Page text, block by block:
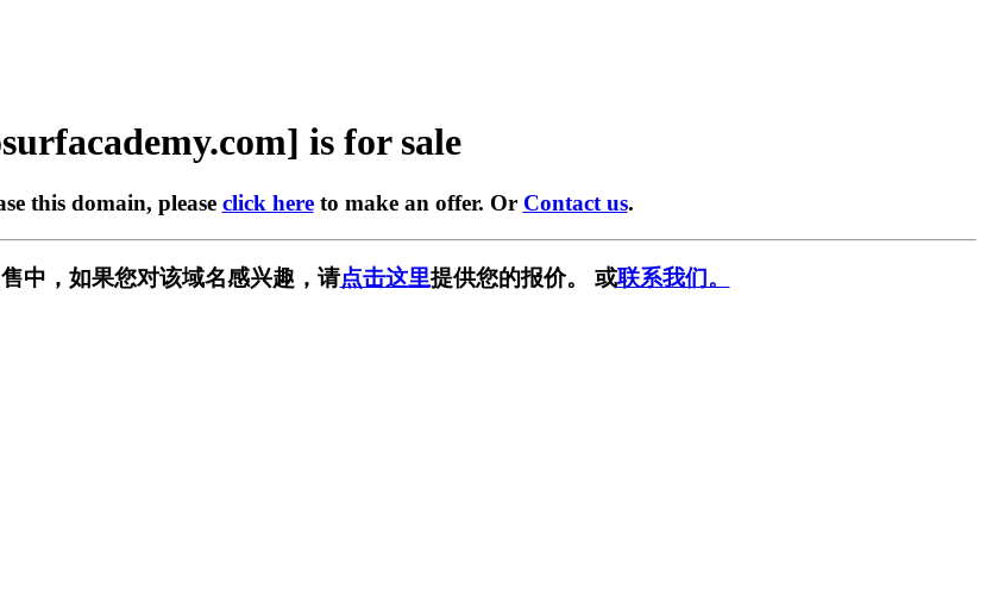
is for sale
this domain, please click hereto make an offer. Or Contact us.
中，如果您对该域名感兴趣，请点击这里提供您的报价。 或联系我们。